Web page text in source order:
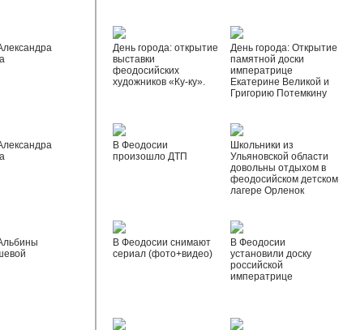
День города: открытие
выставки
феодосийских
художников «Ку-ку».
День города: Открытие
памятной доски
императрице
Екатерине Великой и
Григорию Потемкину
В Феодосии
произошло ДТП
Школьники из
Ульяновской области
довольны отдыхом в
феодосийском детском
лагере Орленок
В Феодосии снимают
сериал (фото+видео)
В Феодосии
установили доску
российской
императрице